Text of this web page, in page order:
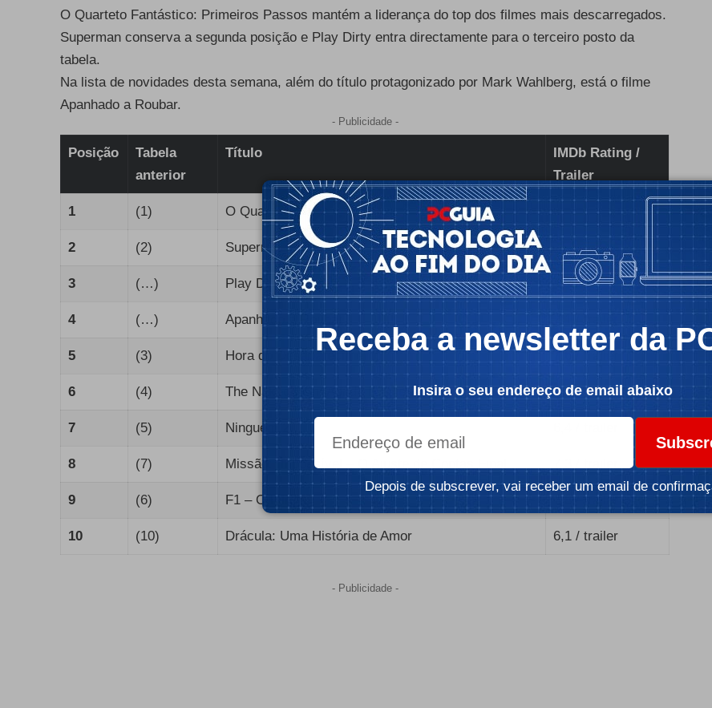
O Quarteto Fantástico: Primeiros Passos mantém a liderança do top dos filmes mais descarregados.
Superman conserva a segunda posição e Play Dirty entra directamente para o terceiro posto da
tabela.
Na lista de novidades desta semana, além do título protagonizado por Mark Wahlberg, está o filme
Apanhado a Roubar.
- Publicidade -
Posição
Tabela
anterior
Título
IMDb Rating /
Trailer
1 (1) O Quarteto Fantástico: Primeiros Passos 7,1 / trailer
2 (2) Superman 7,7 /trailer
3 (…) Play Dirty 6,0/trailer
4 (…) Apanhado a Roubar trailer
5 (3) Hora do Desaparecimento 7,6 / trailer
6 (4) The Naked Gun: Aonde É Que Para a Polícia?! 6,7/ trailer
7 (5) Ninguém 2
8 (7) Missão: Impossível – O Ajuste de Contas Final
9 (6) F1 – O Filme 7,8 / trailer
10 (10) Drácula: Uma História de Amor 6,1 / trailer
- Publicidade -
Receba a newsletter da
Insira o seu endereço de email abaixo
Depois de subscrever, vai receber um email de